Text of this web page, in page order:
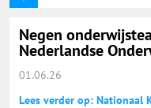
Negen
Nederlandse
01.06.26
Lees verder op: Nationaal